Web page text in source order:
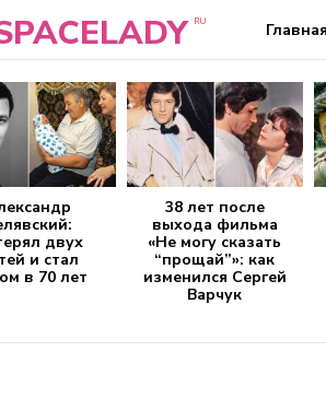
RU Главная
двух
и стал
в 70 лет
38 лет после
выхода фильма
«Не могу сказать
“прощай”»: как
изменился Сергей
Варчук